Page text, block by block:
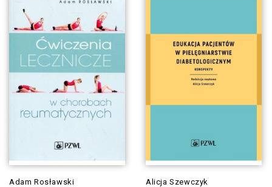
Adam Rosławski Alicja Szewczyk